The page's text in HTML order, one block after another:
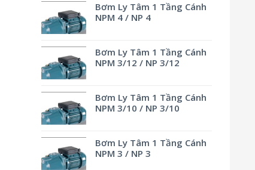
Bơm Ly Tâm 1 Tầng Cánh
NPM 4 / NP 4
Bơm Ly Tâm 1 Tầng Cánh
NPM 3/12 / NP 3/12
Bơm Ly Tâm 1 Tầng Cánh
NPM 3/10 / NP 3/10
Bơm Ly Tâm 1 Tầng Cánh
NPM 3 / NP 3